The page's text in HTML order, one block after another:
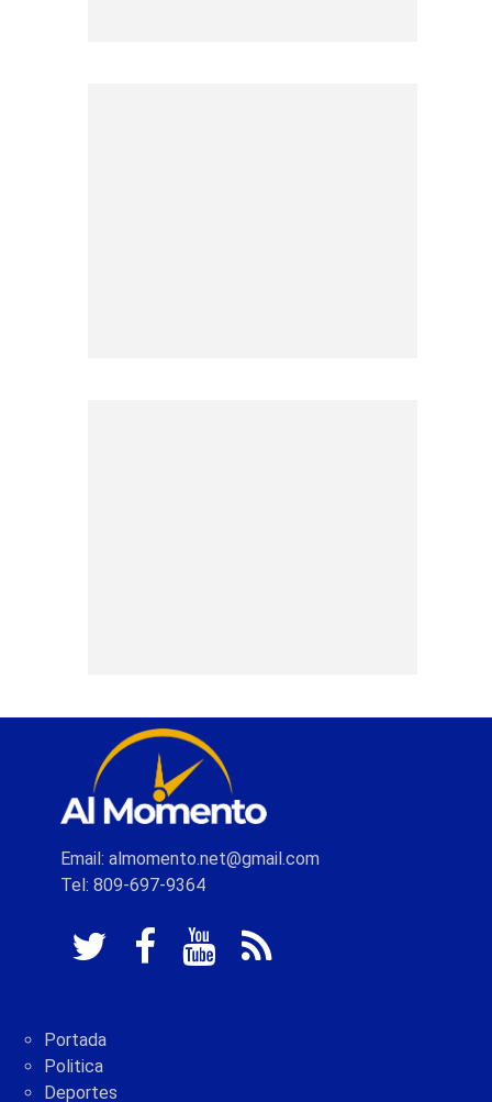
Email: almomento.net@gmail.com
Tel: 809-697-9364
Portada
Politica
Deportes